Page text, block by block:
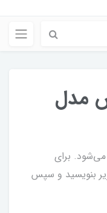
مدل
برای
بنویسید و سپس